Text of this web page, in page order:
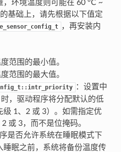
环境温度则可能在 60 °C ~
基础上，请先根据以下值定
，再安装内
范围的最小值。
范围的最大值。
：设置中
时，驱动程序将分配默认的低
级 1、2 或 3）。如需指定优
或 3，而不是位掩码。
是否允许系统在睡眠模式下
睡眠之前，系统将备份温度传